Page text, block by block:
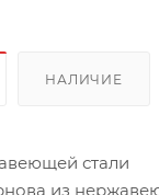
НАЛИЧИЕ
стали
из